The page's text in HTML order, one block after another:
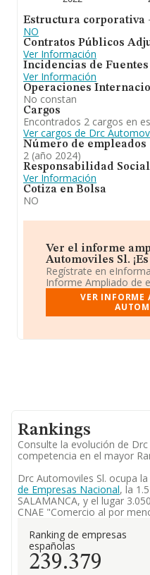
sector, en 2024, la
de 16 años. La media de
En definitiva,Drc
de automóviles y
mantenimiento y
(cnae 4520). En el ranking
experimentado una subida.
Estructura corporativa
NO
Contratos Públicos
Ver Información
Incidencias de
Ver Información
Operaciones
No constan
Cargos
Encontrados 2 cargos en
Ver cargos de Drc
Número de empleados
2 (año 2024)
Responsabilidad
Ver Información
Cotiza en Bolsa
NO
Ver el informe
Automoviles Sl.
Regístrate en
Informe Ampliado de
VER INFORME
Rankings
Consulte la evolución de
competencia en el mayor
Drc Automoviles Sl. ocupa
de Empresas Nacional, la
SALAMANCA, y el lugar
CNAE "Comercio al por
Ranking de empresas
españolas
239.379